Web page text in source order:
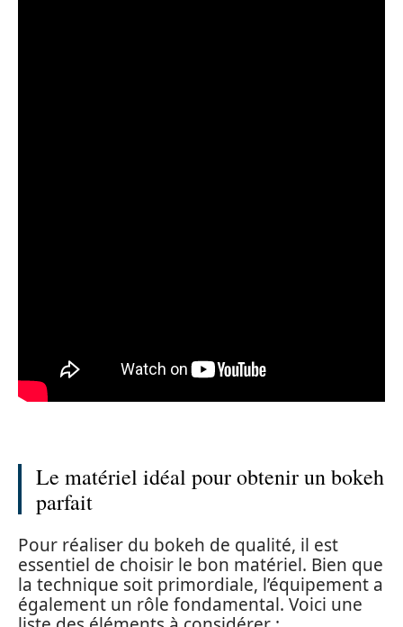
Le matériel idéal pour obtenir un bokeh
parfait
Pour réaliser du bokeh de qualité, il est
essentiel de choisir le bon matériel. Bien que
la technique soit primordiale, l’équipement a
également un rôle fondamental. Voici une